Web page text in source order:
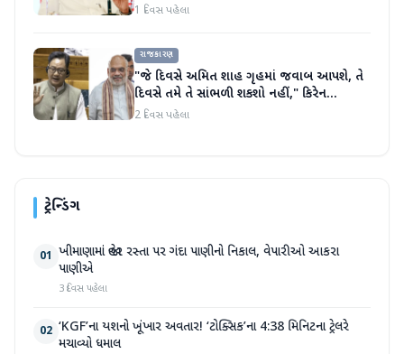
1 દિવસ પહેલા
રાજકારણ
"જે દિવસે અમિત શાહ ગૃહમાં જવાબ આપશે, તે
દિવસે તમે તે સાંભળી શકશો નહીં," કિરેન
રિજિજુએ વિપક્ષી પાર્ટીઓ પર પ્રહાર કર્યા
2 દિવસ પહેલા
ટ્રેન્ડિંગ
01 ખીમાણામાં જાહેર રસ્તા પર ગંદા પાણીનો નિકાલ, વેપારીઓ આકરા
પાણીએ
3 દિવસ પહેલા
02 ‘KGF’ના યશનો ખૂંખાર અવતાર! ‘ટોક્સિક’ના 4:38 મિનિટના ટ્રેલરે
મચાવ્યો ધમાલ